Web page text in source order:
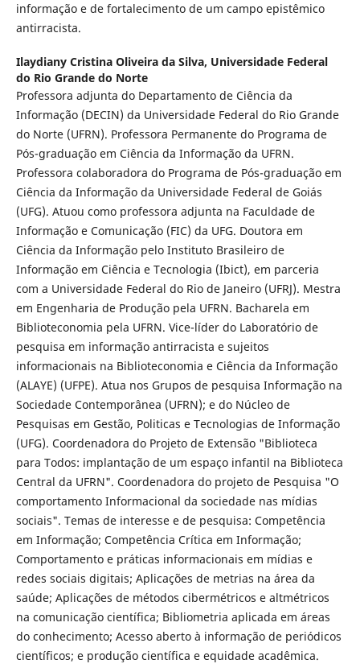
informação e de fortalecimento de um campo epistêmico
antirracista.
Ilaydiany Cristina Oliveira da Silva, Universidade Federal
do Rio Grande do Norte
Professora adjunta do Departamento de Ciência da
Informação (DECIN) da Universidade Federal do Rio Grande
do Norte (UFRN). Professora Permanente do Programa de
Pós-graduação em Ciência da Informação da UFRN.
Professora colaboradora do Programa de Pós-graduação em
Ciência da Informação da Universidade Federal de Goiás
(UFG). Atuou como professora adjunta na Faculdade de
Informação e Comunicação (FIC) da UFG. Doutora em
Ciência da Informação pelo Instituto Brasileiro de
Informação em Ciência e Tecnologia (Ibict), em parceria
com a Universidade Federal do Rio de Janeiro (UFRJ). Mestra
em Engenharia de Produção pela UFRN. Bacharela em
Biblioteconomia pela UFRN. Vice-líder do Laboratório de
pesquisa em informação antirracista e sujeitos
informacionais na Biblioteconomia e Ciência da Informação
(ALAYE) (UFPE). Atua nos Grupos de pesquisa Informação na
Sociedade Contemporânea (UFRN); e do Núcleo de
Pesquisas em Gestão, Politicas e Tecnologias de Informação
(UFG). Coordenadora do Projeto de Extensão "Biblioteca
para Todos: implantação de um espaço infantil na Biblioteca
Central da UFRN". Coordenadora do projeto de Pesquisa "O
comportamento Informacional da sociedade nas mídias
sociais". Temas de interesse e de pesquisa: Competência
em Informação; Competência Crítica em Informação;
Comportamento e práticas informacionais em mídias e
redes sociais digitais; Aplicações de metrias na área da
saúde; Aplicações de métodos cibermétricos e altmétricos
na comunicação científica; Bibliometria aplicada em áreas
do conhecimento; Acesso aberto à informação de periódicos
científicos; e produção científica e equidade acadêmica.